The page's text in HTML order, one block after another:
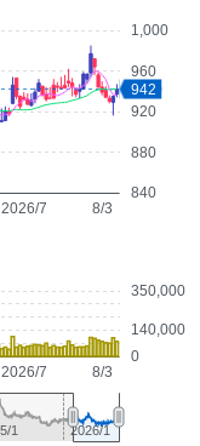
840
880
920
960
1,000
2026/7 8/3
942
0
140,000
350,000
2026/7 8/3
1 2026/1